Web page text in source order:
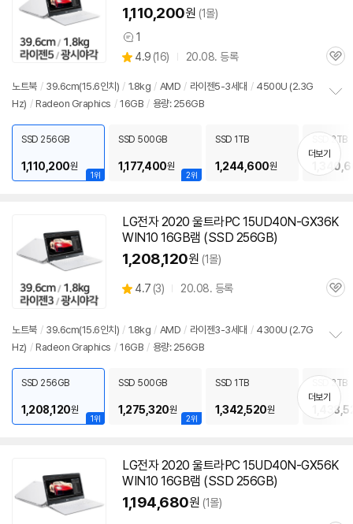
1,110,200원 (1몰)
상
품
견
1
별
점
4.9 (상
리
뷰
16) 20.08. 등록
관
노트북 / 39.6cm(15.6인치) / 1.8kg / AMD / 라이젠5-3세대 / 4500U (2.3G
Hz) / Radeon Graphics / 16GB / 용량: 256GB
펼
치
기
1위
SSD 256GB
1,110,200원
2위
SSD 500GB
1,177,400원
SSD 1TB
1,244,600원
SSD 2TB
더보기
LG전자 2020 울트라PC 15UD40N-GX36K
WIN10 16GB램 (SSD 256GB)
1,208,120원 (1몰)
별
4.7 (상
3) 20.08. 등록
관
노트북 / 39.6cm(15.6인치) / 1.8kg / AMD / 라이젠3-3세대 / 4300U (2.7G
Hz) / Radeon Graphics / 16GB / 용량: 256GB
펼
치
기
1위
SSD 256GB
1,208,120원
2위
SSD 500GB
1,275,320원
SSD 1TB
1,342,520원
SSD 2TB
더보기
LG전자 2020 울트라PC 15UD40N-GX56K
WIN10 16GB램 (SSD 256GB)
1,194,680원 (1몰)